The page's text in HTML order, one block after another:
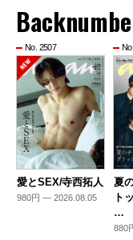
No. 2507
愛とSEX/寺西拓人
980円 — 2026.08.05
夏
ト
…
880